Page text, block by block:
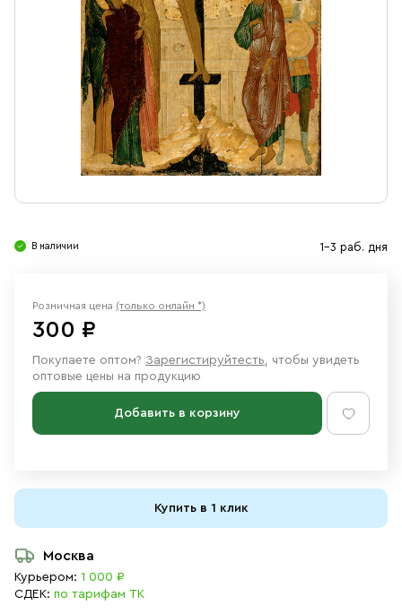
Ювелирные изделия
В наличии 1-3 раб. дня
Розничная цена (только онлайн *)
300 ₽
Покупаете оптом? Зарегистируйтесть, чтобы увидеть
оптовые цены на продукцию
Добавить в корзину
Купить в 1 клик
Москва
Курьером: 1 000 ₽
СДЕК: по тарифам ТК